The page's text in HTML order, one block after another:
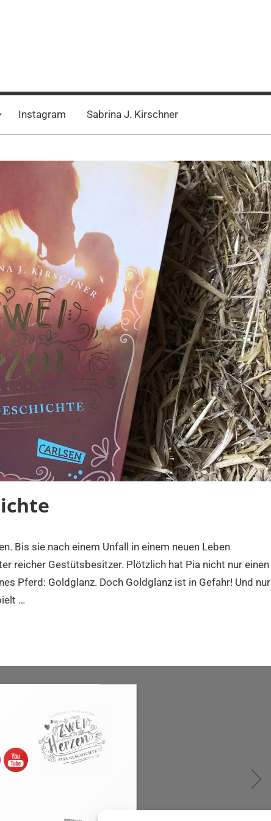
Instagram Sabrina J. Kirschner
Bis sie nach einem Unfall in einem neuen Leben
reicher Gestütsbesitzer. Plötzlich hat Pia nicht nur einen
Pferd: Goldglanz. Doch Goldglanz ist in Gefahr! Und nur
…